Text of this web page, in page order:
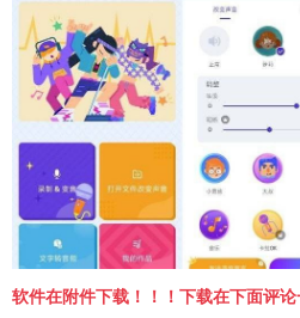
软件在附件下载！！！下载在下面评